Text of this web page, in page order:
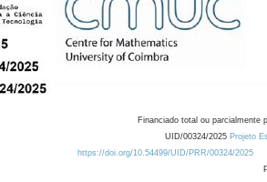
Financiado total ou parcialmente
UID/00324/2025 Projeto
https://doi.org/10.54499/UID/PRR/00324/2025